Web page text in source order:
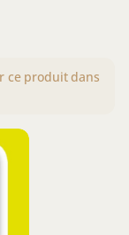
1 invité
ce produit dans